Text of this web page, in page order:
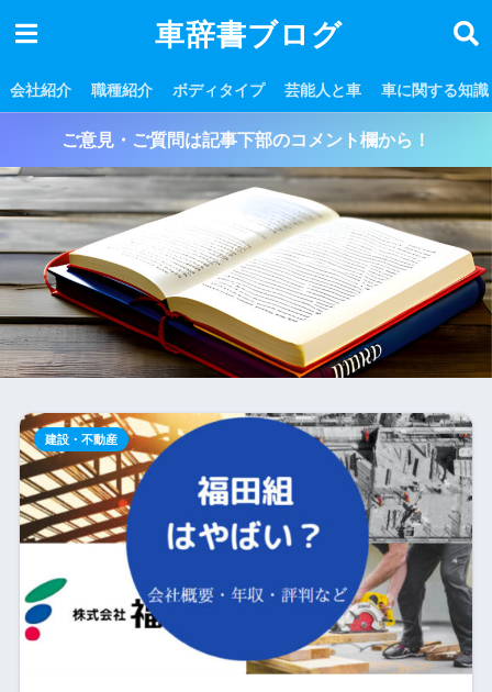
車辞書ブログ
会社紹介 職種紹介 ボディタイプ 芸能人と車 車に関する知識
ご意見・ご質問は記事下部のコメント欄から！
建設・不動産